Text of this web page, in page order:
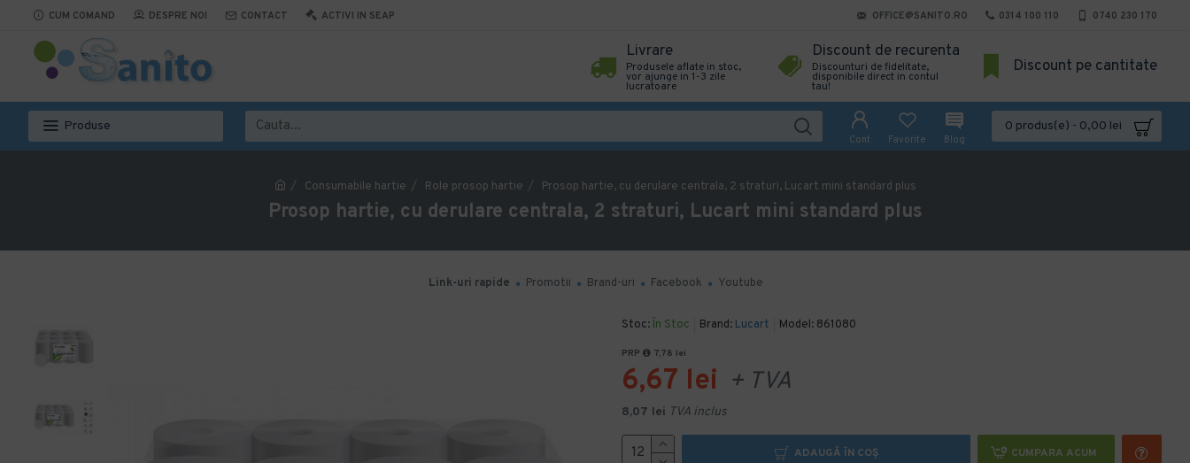
CUM COMAND DESPRE NOI CONTACT ACTIVI IN SEAP OFFICE@SANITO.RO 0314 100 110 0740 230 170
Livrare
Produsele aflate in stoc,
vor ajunge in 1-3 zile
lucratoare
Discount de recurenta
Discounturi de fidelitate,
disponibile direct in contul
tau!
Discount pe cantitate
Produse
Cont Favorite Blog
0 produs(e) - 0,00 lei
Consumabile hartie Role prosop hartie Prosop hartie, cu derulare centrala, 2 straturi, Lucart mini standard plus
Prosop hartie, cu derulare centrala, 2 straturi, Lucart mini standard plus
Link-uri rapide Promotii Brand-uri Facebook Youtube
Stoc: În Stoc Brand: Lucart Model: 861080
PRP 7,78 lei
6,67 lei + TVA
8,07 lei TVA inclus
ADAUGĂ ÎN COŞ CUMPARA ACUM